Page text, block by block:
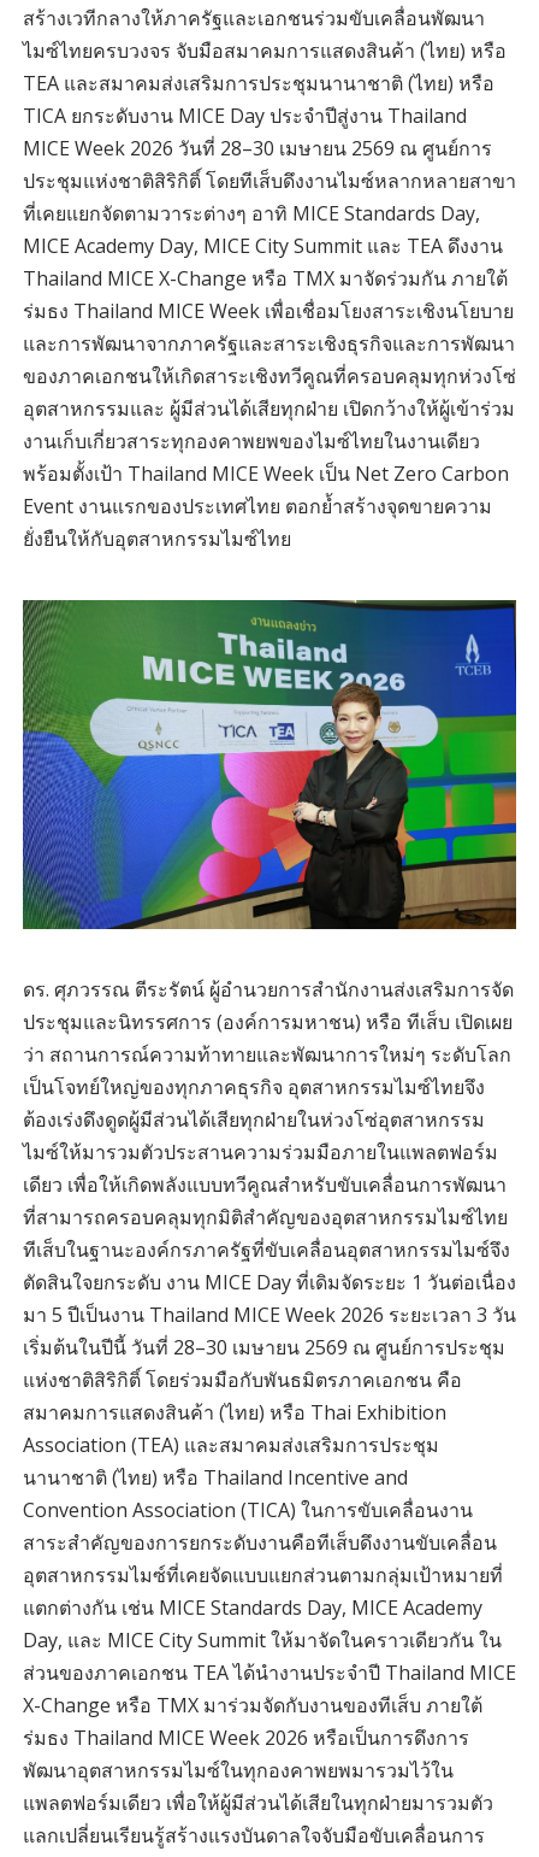
สร้างเวทีกลางให้ภาครัฐและเอกชนร่วมขับเคลื่อนพัฒนา
ไมซ์ไทยครบวงจร จับมือสมาคมการแสดงสินค้า (ไทย) หรือ
TEA และสมาคมส่งเสริมการประชุมนานาชาติ (ไทย) หรือ
TICA ยกระดับงาน MICE Day ประจำปีสู่งาน Thailand
MICE Week 2026 วันที่ 28–30 เมษายน 2569 ณ ศูนย์การ
ประชุมแห่งชาติสิริกิติ์ โดยทีเส็บดึงงานไมซ์หลากหลายสาขา
ที่เคยแยกจัดตามวาระต่างๆ อาทิ MICE Standards Day,
MICE Academy Day, MICE City Summit และ TEA ดึงงาน
Thailand MICE X-Change หรือ TMX มาจัดร่วมกัน ภายใต้
ร่มธง Thailand MICE Week เพื่อเชื่อมโยงสาระเชิงนโยบาย
และการพัฒนาจากภาครัฐและสาระเชิงธุรกิจและการพัฒนา
ของภาคเอกชนให้เกิดสาระเชิงทวีคูณที่ครอบคลุมทุกห่วงโซ่
อุตสาหกรรมและ ผู้มีส่วนได้เสียทุกฝ่าย เปิดกว้างให้ผู้เข้าร่วม
งานเก็บเกี่ยวสาระทุกองคาพยพของไมซ์ไทยในงานเดียว
พร้อมตั้งเป้า Thailand MICE Week เป็น Net Zero Carbon
Event งานแรกของประเทศไทย ตอกย้ำสร้างจุดขายความ
ยั่งยืนให้กับอุตสาหกรรมไมซ์ไทย
ดร. ศุภวรรณ ตีระรัตน์ ผู้อำนวยการสำนักงานส่งเสริมการจัด
ประชุมและนิทรรศการ (องค์การมหาชน) หรือ ทีเส็บ เปิดเผย
ว่า สถานการณ์ความท้าทายและพัฒนาการใหม่ๆ ระดับโลก
เป็นโจทย์ใหญ่ของทุกภาคธุรกิจ อุตสาหกรรมไมซ์ไทยจึง
ต้องเร่งดึงดูดผู้มีส่วนได้เสียทุกฝ่ายในห่วงโซ่อุตสาหกรรม
ไมซ์ให้มารวมตัวประสานความร่วมมือภายในแพลตฟอร์ม
เดียว เพื่อให้เกิดพลังแบบทวีคูณสำหรับขับเคลื่อนการพัฒนา
ที่สามารถครอบคลุมทุกมิติสำคัญของอุตสาหกรรมไมซ์ไทย
ทีเส็บในฐานะองค์กรภาครัฐที่ขับเคลื่อนอุตสาหกรรมไมซ์จึง
ตัดสินใจยกระดับ งาน MICE Day ที่เดิมจัดระยะ 1 วันต่อเนื่อง
มา 5 ปีเป็นงาน Thailand MICE Week 2026 ระยะเวลา 3 วัน
เริ่มต้นในปีนี้ วันที่ 28–30 เมษายน 2569 ณ ศูนย์การประชุม
แห่งชาติสิริกิติ์ โดยร่วมมือกับพันธมิตรภาคเอกชน คือ
สมาคมการแสดงสินค้า (ไทย) หรือ Thai Exhibition
Association (TEA) และสมาคมส่งเสริมการประชุม
นานาชาติ (ไทย) หรือ Thailand Incentive and
Convention Association (TICA) ในการขับเคลื่อนงาน
สาระสำคัญของการยกระดับงานคือทีเส็บดึงงานขับเคลื่อน
อุตสาหกรรมไมซ์ที่เคยจัดแบบแยกส่วนตามกลุ่มเป้าหมายที่
แตกต่างกัน เช่น MICE Standards Day, MICE Academy
Day, และ MICE City Summit ให้มาจัดในคราวเดียวกัน ใน
ส่วนของภาคเอกชน TEA ได้นำงานประจำปี Thailand MICE
X-Change หรือ TMX มาร่วมจัดกับงานของทีเส็บ ภายใต้
ร่มธง Thailand MICE Week 2026 หรือเป็นการดึงการ
พัฒนาอุตสาหกรรมไมซ์ในทุกองคาพยพมารวมไว้ใน
แพลตฟอร์มเดียว เพื่อให้ผู้มีส่วนได้เสียในทุกฝ่ายมารวมตัว
แลกเปลี่ยนเรียนรู้สร้างแรงบันดาลใจจับมือขับเคลื่อนการ